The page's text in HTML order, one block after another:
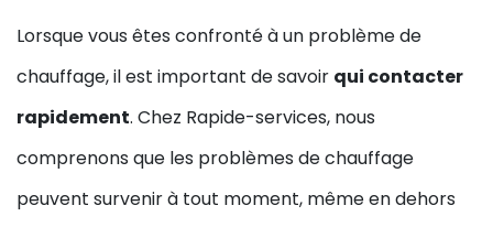
Lorsque vous êtes confronté à un problème de
chauffage, il est important de savoir qui contacter
rapidement. Chez Rapide-services, nous
comprenons que les problèmes de chauffage
peuvent survenir à tout moment, même en dehors